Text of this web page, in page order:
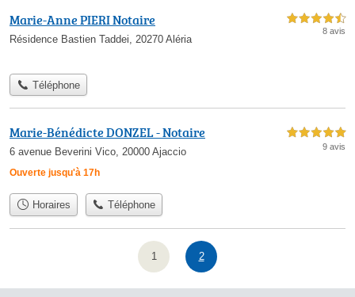
Marie-Anne PIERI Notaire
Résidence Bastien Taddei, 20270 Aléria
4,5 étoiles sur 5
8 avis
Téléphone
Marie-Bénédicte DONZEL - Notaire
6 avenue Beverini Vico, 20000 Ajaccio
Ouverte jusqu'à 17h
5,0 étoiles sur 5
9 avis
Horaires Téléphone
1 2